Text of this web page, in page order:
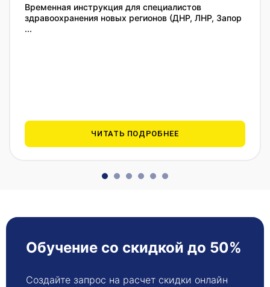
Временная инструкция для специалистов
здравоохранения новых регионов (ДНР, ЛНР, Запор
...
ЧИТАТЬ ПОДРОБНЕЕ
Обучение со скидкой до 50%
Создайте запрос на расчет скидки онлайн